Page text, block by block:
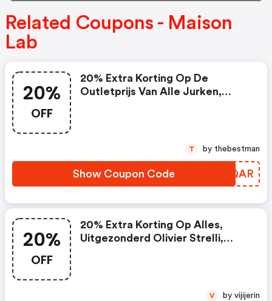
Related Coupons - Maison
Lab
20%
OFF
20% Extra Korting Op De
Outletprijs Van Alle Jurken,
Show Coupon Code ZGHQAR
T by thebestman
20%
OFF
20% Extra Korting Op Alles,
Uitgezonderd Olivier Strelli,
V by vijijerin